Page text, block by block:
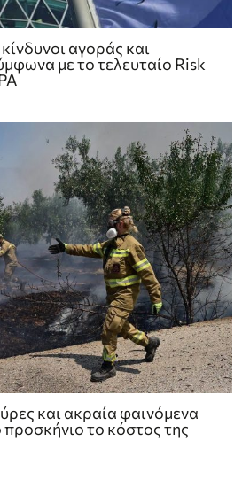
αγοράς και
με το τελευταίο Risk
και ακραία φαινόμενα
το κόστος της